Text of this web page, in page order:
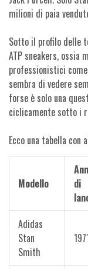
milioni di paia
Sotto il profilo delle
ATP sneakers,
professionistici come
sembra di vedere
forse è solo una
ciclicamente sotto i
Ecco una tabella
Modello
di
Adidas
Stan
Smith